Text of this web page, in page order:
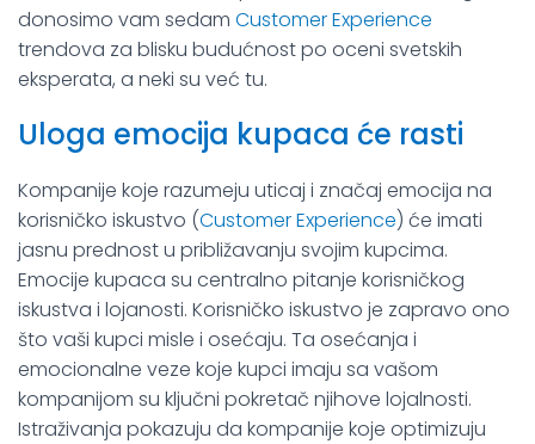
donosimo vam sedam Customer Experience
trendova za blisku budućnost po oceni svetskih
eksperata, a neki su već tu.
Uloga emocija kupaca će rasti
Kompanije koje razumeju uticaj i značaj emocija na
korisničko iskustvo (Customer Experience) će imati
jasnu prednost u približavanju svojim kupcima.
Emocije kupaca su centralno pitanje korisničkog
iskustva i lojanosti. Korisničko iskustvo je zapravo ono
što vaši kupci misle i osećaju. Ta osećanja i
emocionalne veze koje kupci imaju sa vašom
kompanijom su ključni pokretač njihove lojalnosti.
Istraživanja pokazuju da kompanije koje optimizuju